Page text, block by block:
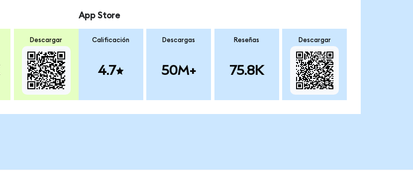
Descargar
App Store
Calificación
4.7
Descargas
50M+
Reseñas
75.8K
Descargar